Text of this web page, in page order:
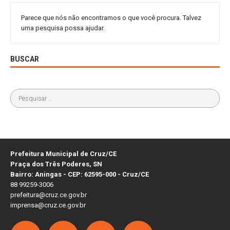
Parece que nós não encontramos o que você procura. Talvez
uma pesquisa possa ajudar.
BUSCAR
Prefeitura Municipal de Cruz/CE
Praça dos Três Poderes, SN
Bairro: Aningas - CEP: 62595-000 - Cruz/CE
88 99259-3006
prefeitura@cruz.ce.gov.br
imprensa@cruz.ce.gov.br